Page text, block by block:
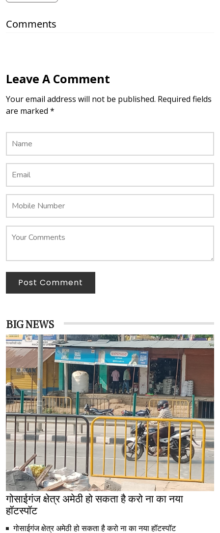
Comments
Leave A Comment
Your email address will not be published. Required fields
are marked *
Post Comment
BIG NEWS
गोसाईगंज क्षेत्र अमेठी हो सकता है करो ना का नया
हॉटस्पॉट
गोसाईगंज क्षेत्र अमेठी हो सकता है करो ना का नया हॉटस्पॉट